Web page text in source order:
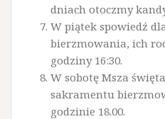
dniach otoczmy
W piątek spowiedź
bierzmowania, ich
godziny 16:30.
W sobotę Msza
sakramentu
godzinie 18.00.